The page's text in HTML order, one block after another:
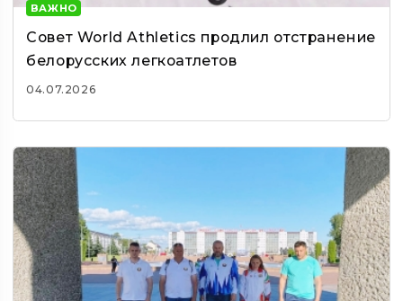
ВАЖНО
Совет World Athletics продлил отстранение
белорусских легкоатлетов
04.07.2026